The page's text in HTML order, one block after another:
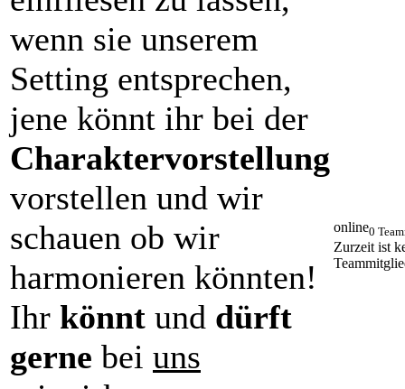
wenn sie unserem
Setting entsprechen,
jene könnt ihr bei der
Charaktervorstellung
vorstellen und wir
schauen ob wir
harmonieren könnten!
Ihr könnt und dürft
gerne bei uns
online0
Zurzeit ist